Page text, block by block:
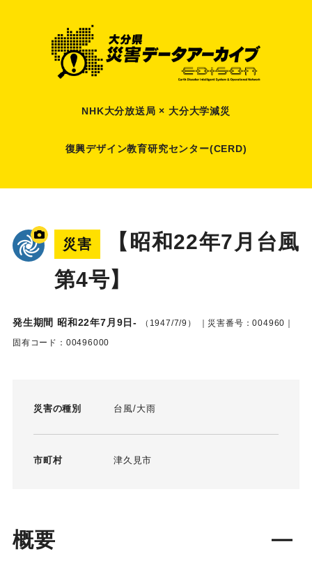
NHK大分放送局 × 大分大学減災
復興デザイン教育研究センター(CERD)
災害
【昭和22年7月台風
第4号】
発生期間 昭和22年7月9日- （1947/7/9）
｜災害番号：004960｜
固有コード：00496000
災害の種別 台風 大雨
市町村 津久見市
概要